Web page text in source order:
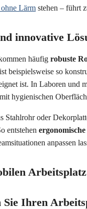
Lärm stehen – führt
innovative
häufig robuste
ist beispielsweise so
ist. In Laboren und
hygienischen
Stahlrohr oder
entstehen
anpassen
Arbeitsplatz
Ihren